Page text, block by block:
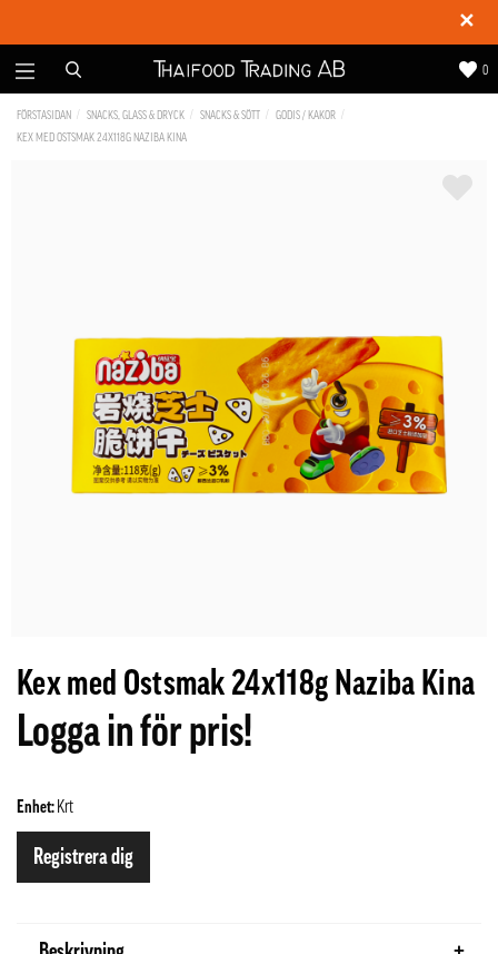
✕
0
FÖRSTASIDAN SNACKS, GLASS & DRYCK SNACKS & SÖTT
GODIS / KAKOR
KEX MED OSTSMAK 24X118G NAZIBA KINA
Kex med Ostsmak 24x118g Naziba Kina
Logga in för pris!
Enhet: Krt
Registrera dig